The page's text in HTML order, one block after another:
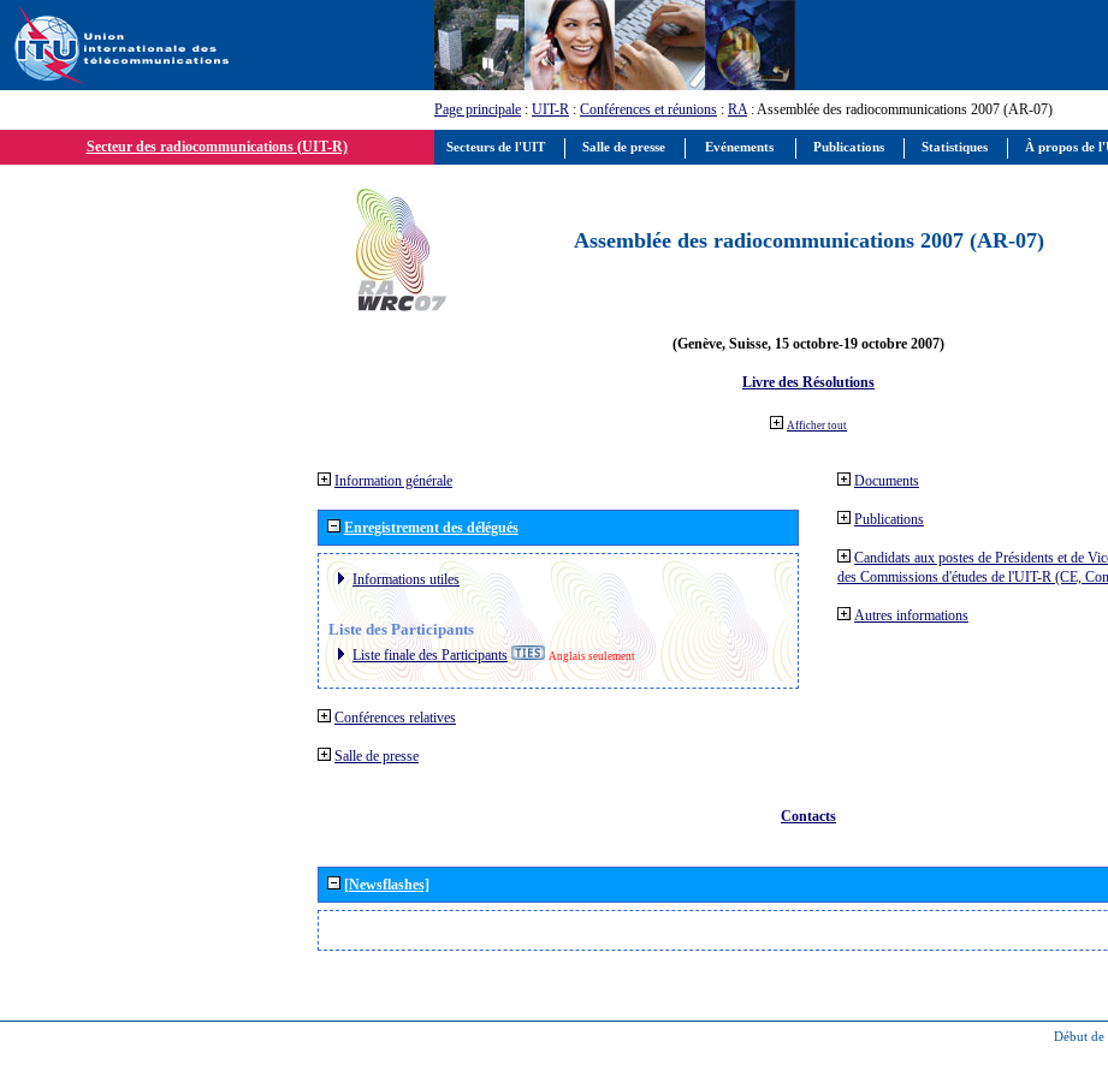
Page principale : UIT-R : Conférences et réunions : RA: Assemblée des radiocommunications 2007 (AR-07)
Secteur des radiocommunications (UIT-R)
Assemblée des radiocommunications 2007 (AR-07)
(Genève, Suisse, 15 octobre-19 octobre 2007)
Livre des Résolutions
Afficher tout
Information générale
Enregistrement des délégués
Informations utiles
Liste des Participants
Liste finale des Participants Anglais seulement
Conférences relatives
Salle de presse
Documents
Publications
Candidats aux postes de Présidents et de
des Commissions d'études de l'UIT-R (CE,
Autres informations
Contacts
[Newsflashes]
Début de
Secteurs de l'UIT Salle de presse Evénements Publications Statistiques À propos de